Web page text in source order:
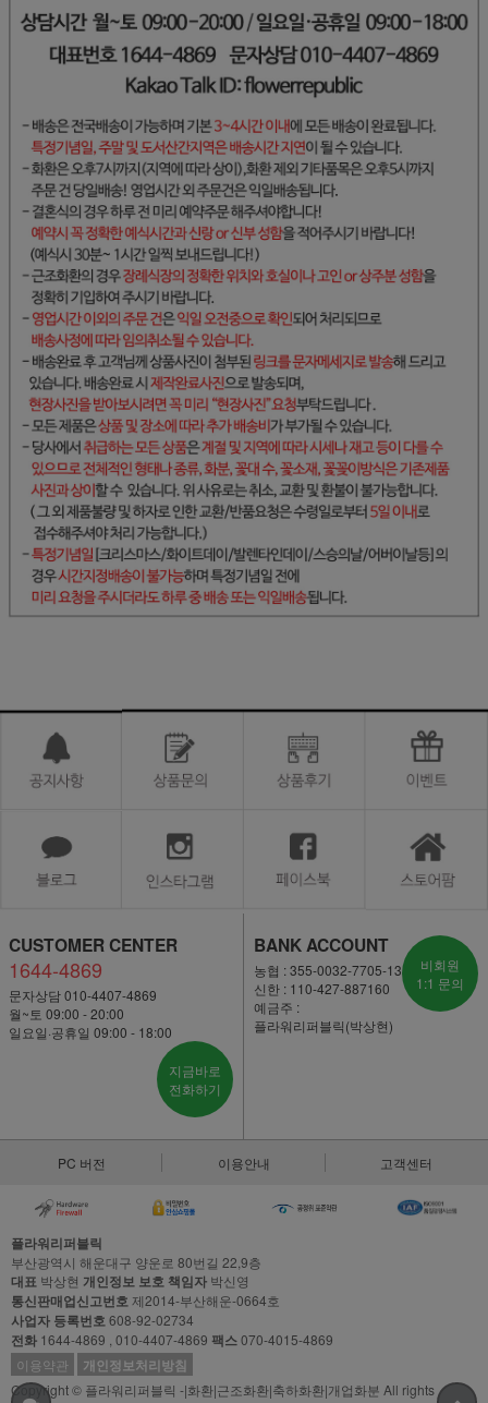
CUSTOMER CENTER
1644-4869
문자상담 010-4407-4869
월~토 09:00 - 20:00
일요일·공휴일 09:00 - 18:00
지금바로
전화하기
BANK ACCOUNT
농협 : 355-0032-7705-13
신한 : 110-427-887160
예금주 :
플라워리퍼블릭(박상현)
비회원
1:1 문의
PC 버전 이용안내 고객센터
플라워리퍼블릭
부산광역시 해운대구 양운로 80번길 22,9층
대표 박상현 개인정보 보호 책임자 박신영
통신판매업신고번호제2014-부산해운-0664호
사업자 등록번호608-92-02734
전화 1644-4869 , 010-4407-4869 팩스070-4015-4869
이용약관
개인정보처리방침
Copyright © 플라워리퍼블릭 -|화환|근조화환|축하화환|개업화분 All rights